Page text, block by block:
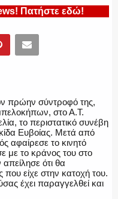
Πατήστε εδώ!
πρώην σύντροφό της,
στο Α.Τ.
το περιστατικό συνέβη
Ευβοίας. Μετά από
αφαίρεσε το κινητό
με το κράνος του στο
ότι θα
που είχε στην κατοχή του.
έχει παραγγελθεί και